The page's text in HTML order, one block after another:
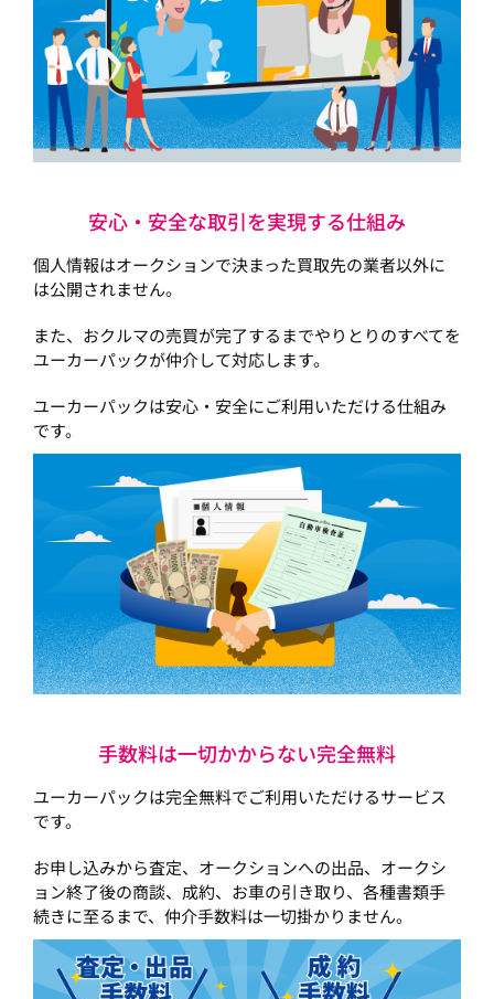
安心・安全な取引を実現する仕組み
個人情報はオークションで決まった買取先の業者以外に
は公開されません。
また、おクルマの売買が完了するまでやりとりのすべてを
ユーカーパックが仲介して対応します。
ユーカーパックは安心・安全にご利用いただける仕組み
です。
手数料は一切かからない完全無料
ユーカーパックは完全無料でご利用いただけるサービス
です。
お申し込みから査定、オークションへの出品、オークシ
ョン終了後の商談、成約、お車の引き取り、各種書類手
続きに至るまで、仲介手数料は一切掛かりません。